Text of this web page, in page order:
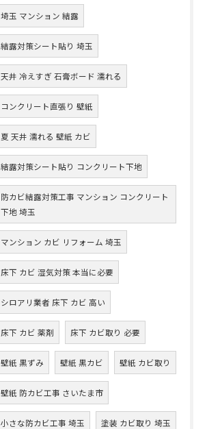
埼玉 マンション 結露
結露対策シート貼り 埼玉
天井 冷えすぎ 石膏ボード 濡れる
コンクリート直張り 壁紙
夏 天井 濡れる 壁紙 カビ
結露対策シート貼り コンクリート下地
防カビ結露対策工事 マンション コンクリート
下地 埼玉
マンション カビ リフォーム 埼玉
床下 カビ 湿気対策 本当に必要
シロアリ業者 床下 カビ 高い
床下 カビ 薬剤 床下 カビ取り 必要
壁紙 黒ずみ 壁紙 黒カビ 壁紙 カビ取り
壁紙 防カビ工事 さいたま市
小さな防カビ工事 埼玉 塗装 カビ取り 埼玉